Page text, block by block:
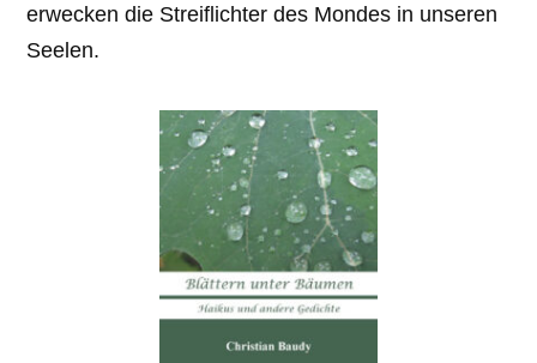
erwecken die Streiflichter des Mondes in unseren
Seelen.